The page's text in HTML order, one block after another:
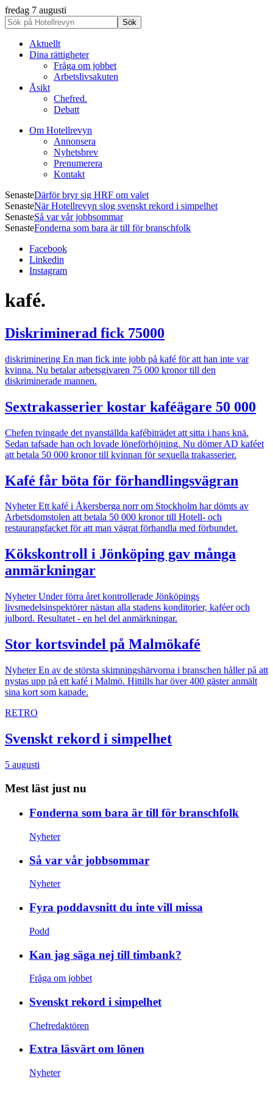
fredag 7 augusti
Aktuellt
Dina rättigheter
Fråga om jobbet
Arbetslivsakuten
Åsikt
Chefred.
Debatt
Om Hotellrevyn
Annonsera
Nyhetsbrev
Prenumerera
Kontakt
SenasteDärför bryr sig HRF om valet
SenasteNär Hotellrevyn slog svenskt rekord i simpelhet
SenasteSå var vår jobbsommar
SenasteFonderna som bara är till för branschfolk
Facebook
Linkedin
Instagram
kafé.
Diskriminerad fick 75000
diskriminering En man fick inte jobb på kafé för att han inte var
kvinna. Nu betalar arbetsgivaren 75 000 kronor till den
diskriminerade mannen.
Sextrakasserier kostar kaféägare 50 000
Chefen tvingade det nyanställda kafébiträdet att sitta i hans knä.
Sedan tafsade han och lovade löneförhöjning. Nu dömer AD kaféet
att betala 50 000 kronor till kvinnan för sexuella trakasserier.
Kafé får böta för förhandlingsvägran
NyheterEtt kafé i Åkersberga norr om Stockholm har dömts av
Arbetsdomstolen att betala 50 000 kronor till Hotell- och
restaurangfacket för att man vägrat förhandla med förbundet.
Kökskontroll i Jönköping gav många
anmärkningar
NyheterUnder förra året kontrollerade Jönköpings
livsmedelsinspektörer nästan alla stadens konditorier, kaféer och
julbord. Resultatet - en hel del anmärkningar.
Stor kortsvindel på Malmökafé
NyheterEn av de största skimningshärvorna i branschen håller på att
nystas upp på ett kafé i Malmö. Hittills har över 400 gäster anmält
sina kort som kapade.
RETRO
Svenskt rekord i simpelhet
5 augusti
Mest läst just nu
Fonderna som bara är till för branschfolk
Nyheter
Så var vår jobbsommar
Nyheter
Fyra poddavsnitt du inte vill missa
Podd
Kan jag säga nej till timbank?
Fråga om jobbet
Svenskt rekord i simpelhet
Chefredaktören
Extra läsvärt om lönen
Nyheter